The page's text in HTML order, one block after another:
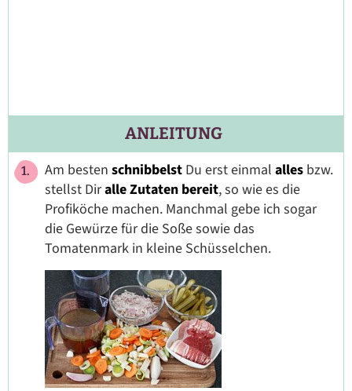
ANLEITUNG
Am besten schnibbelst Du erst einmal alles bzw.
stellst Diralle Zutaten bereit, so wie es die
Profiköche machen. Manchmal gebe ich sogar
die Gewürze für die Soße sowie das
Tomatenmark in kleine Schüsselchen.